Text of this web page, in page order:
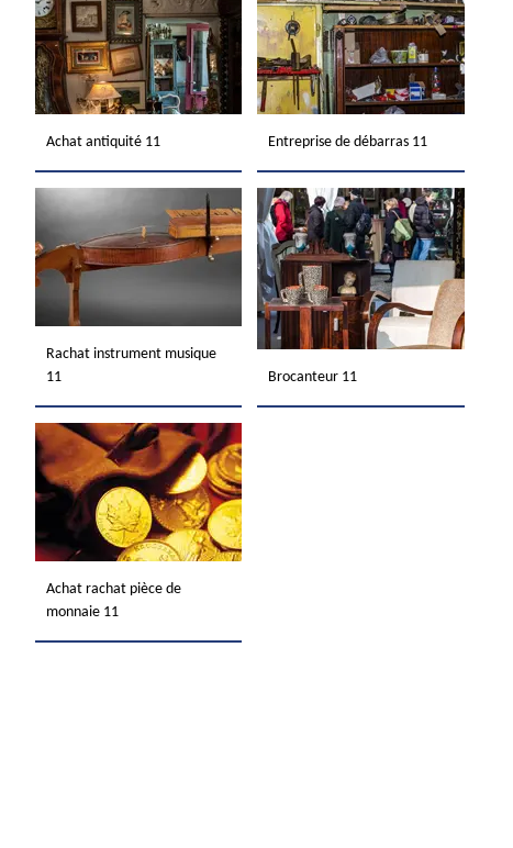
Achat antiquité 11 Entreprise de débarras 11
Rachat instrument musique
11
Brocanteur 11
Achat rachat pièce de
monnaie 11